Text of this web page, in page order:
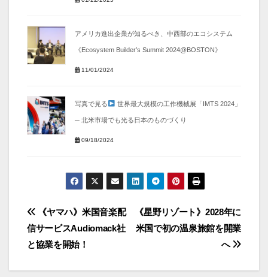
アメリカ進出企業が知るべき、中西部のエコシステム
《Ecosystem Builder’s Summit 2024@BOSTON》
11/01/2024
写真で見る 世界最大規模の工作機械展「IMTS 2024」
─ 北米市場でも光る日本のものづくり
09/18/2024
投
稿
ナ
《星野リゾート》2028年に
米国で初の温泉旅館を開業
へ
《ヤマハ》米国音楽配
信サービスAudiomack社
と協業を開始！